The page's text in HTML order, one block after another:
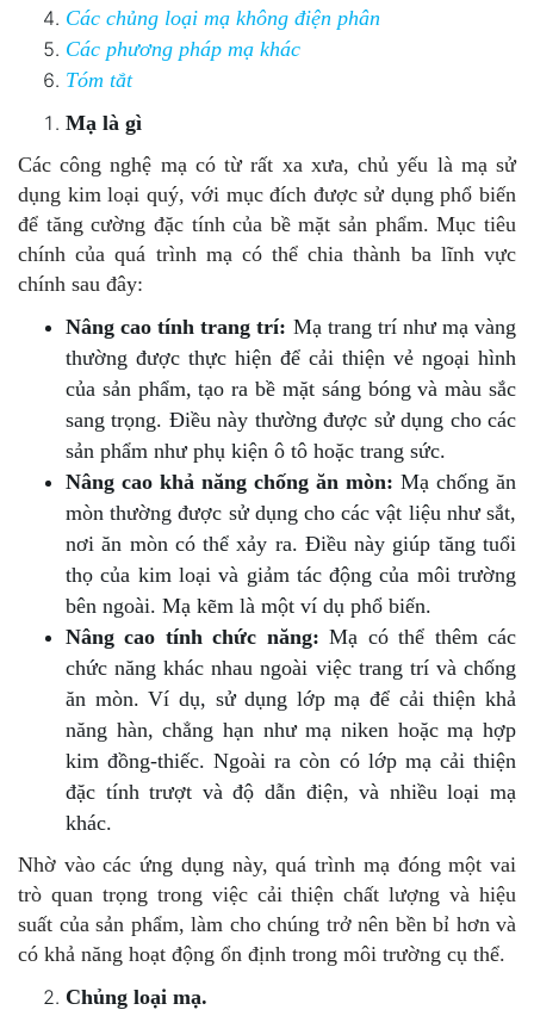
Các chủng loại mạ không điện phân
Các phương pháp mạ khác
Tóm tắt
Mạ là gì
Các công nghệ mạ có từ rất xa xưa, chủ yếu là mạ sử
dụng kim loại quý, với mục đích được sử dụng phổ biến
để tăng cường đặc tính của bề mặt sản phẩm. Mục tiêu
chính của quá trình mạ có thể chia thành ba lĩnh vực
chính sau đây:
Nâng cao tính trang trí: Mạ trang trí như mạ vàng
thường được thực hiện để cải thiện vẻ ngoại hình
của sản phẩm, tạo ra bề mặt sáng bóng và màu sắc
sang trọng. Điều này thường được sử dụng cho các
sản phẩm như phụ kiện ô tô hoặc trang sức.
Nâng cao khả năng chống ăn mòn: Mạ chống ăn
mòn thường được sử dụng cho các vật liệu như sắt,
nơi ăn mòn có thể xảy ra. Điều này giúp tăng tuổi
thọ của kim loại và giảm tác động của môi trường
bên ngoài. Mạ kẽm là một ví dụ phổ biến.
Nâng cao tính chức năng: Mạ có thể thêm các
chức năng khác nhau ngoài việc trang trí và chống
ăn mòn. Ví dụ, sử dụng lớp mạ để cải thiện khả
năng hàn, chẳng hạn như mạ niken hoặc mạ hợp
kim đồng-thiếc. Ngoài ra còn có lớp mạ cải thiện
đặc tính trượt và độ dẫn điện, và nhiều loại mạ
khác.
Nhờ vào các ứng dụng này, quá trình mạ đóng một vai
trò quan trọng trong việc cải thiện chất lượng và hiệu
suất của sản phẩm, làm cho chúng trở nên bền bỉ hơn và
có khả năng hoạt động ổn định trong môi trường cụ thể.
Chủng loại mạ.